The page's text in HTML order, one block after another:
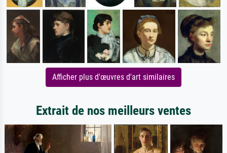
Afficher plus d'œuvres d'art similaires
Extrait de nos meilleurs ventes